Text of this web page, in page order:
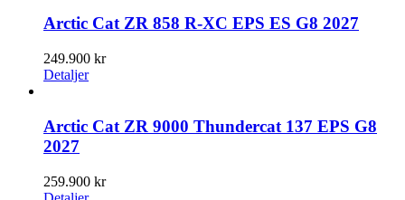
Arctic Cat ZR 858 R-XC EPS ES G8 2027
249.900 kr
Detaljer
Arctic Cat ZR 9000 Thundercat 137 EPS G8
2027
259.900 kr